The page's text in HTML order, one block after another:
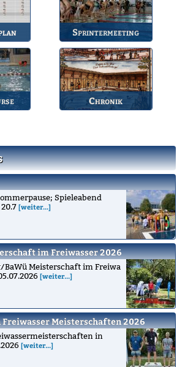
Spieleabend
[weiter...]
im Freiwasser 2026
Meisterschaft im Freiwa
[weiter...]
Freiwasser Meisterschaften 2026
in
[weiter...]
Sprintermeeting
Jährlicher Wettkampf
des BSV.
Chronik